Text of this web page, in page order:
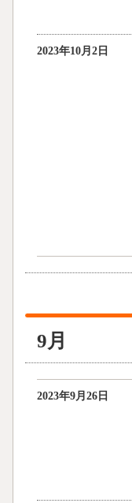
2023年10月2日
9月
2023年9月26日